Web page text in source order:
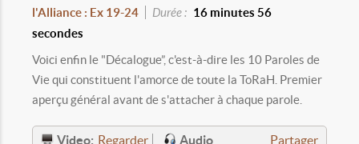
l'Alliance : Ex 19-24
Durée : 16 minutes 56
secondes
Voici enfin le "Décalogue”, c'est-à-dire les 10 Paroles de
Vie qui constituent l'amorce de toute la ToRaH. Premier
aperçu général avant de s'attacher à chaque parole.
Partager
Video: Regarder
Audio